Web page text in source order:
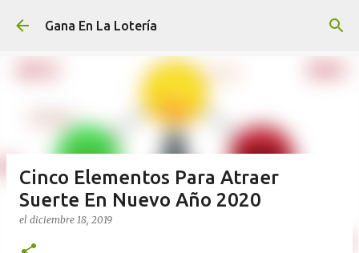
Ir al contenido principal
Gana En La Lotería
Cinco Elementos Para Atraer
Suerte En Nuevo Año 2020
el diciembre 18, 2019